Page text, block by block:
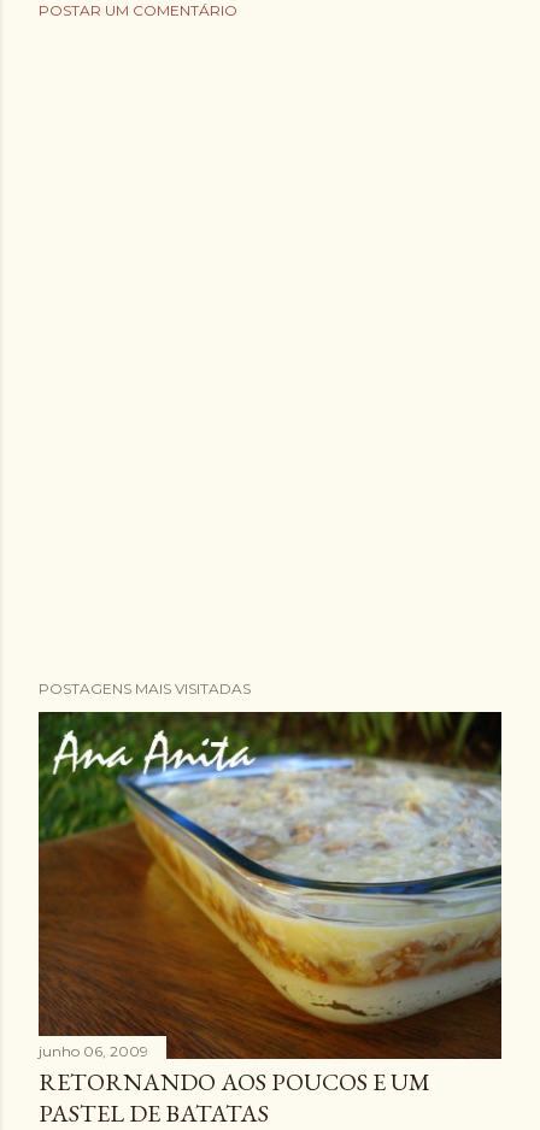
POSTAR UM COMENTÁRIO
POSTAGENS MAIS VISITADAS
junho 06, 2009
RETORNANDO AOS POUCOS E UM
PASTEL DE BATATAS